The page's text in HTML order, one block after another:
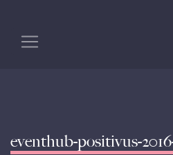
eventhub-positivus-